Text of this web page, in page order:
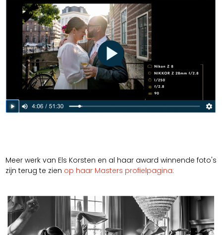
Meer werk van Els Korsten en al haar award winnende foto's
zijn terug te zien op haar Masters profielpagina: